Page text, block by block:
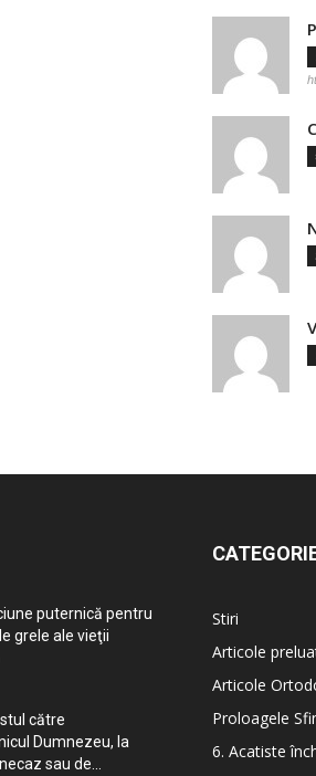
puternică pentru
grele ale vieţii
către
Dumnezeu, la
sau de...
Stiri
Articole
Articole
Proloagele
6. Acatiste